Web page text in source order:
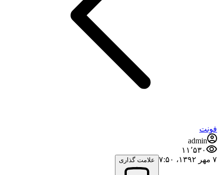
فونت
admin
۱۱٬۵۳۰
۷ مهر ۱۳۹۲،‏ ۷:۵۰
علامت گذاری